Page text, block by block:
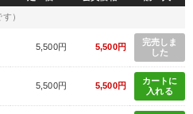
）
5,500円 5,500円
完売しま
した
5,500円 5,500円
カートに
入れる